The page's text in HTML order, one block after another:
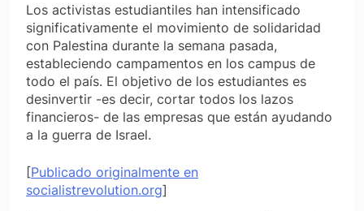
Los activistas estudiantiles han intensificado
significativamente el movimiento de solidaridad
con Palestina durante la semana pasada,
estableciendo campamentos en los campus de
todo el país. El objetivo de los estudiantes es
desinvertir -es decir, cortar todos los lazos
financieros- de las empresas que están ayudando
a la guerra de Israel.
[Publicado originalmente en
socialistrevolution.org]